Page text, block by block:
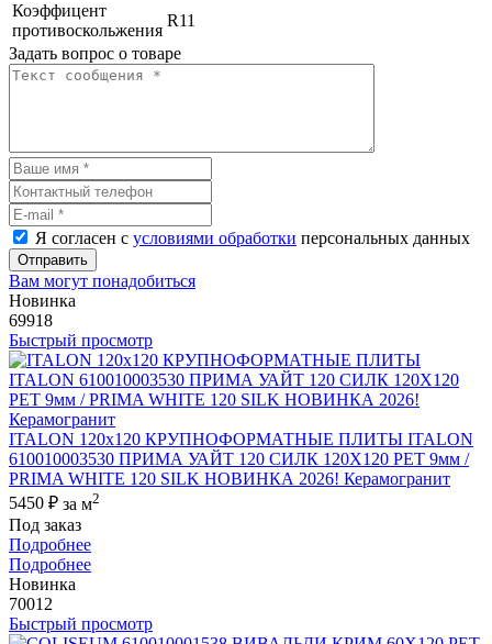
Коэффицент
противоскольжения
R11
Задать вопрос о товаре
Я согласен с условиями обработки персональных данных
Отправить
Вам могут понадобиться
Новинка
69918
Быстрый просмотр
ITALON 120x120 КРУПНОФОРМАТНЫЕ ПЛИТЫ ITALON
610010003530 ПРИМА УАЙТ 120 СИЛК 120Х120 РЕТ 9мм /
PRIMA WHITE 120 SILK НОВИНКА 2026! Керамогранит
5450 ₽ за м2
Под заказ
Подробнее
Подробнее
Новинка
70012
Быстрый просмотр